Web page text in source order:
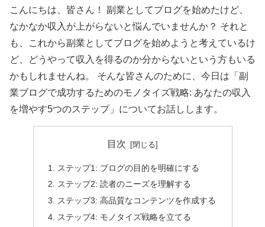
こんにちは、皆さん！ 副業としてブログを始めたけど、
なかなか収入が上がらないと悩んでいませんか？ それと
も、これから副業としてブログを始めようと考えているけ
ど、どうやって収入を得るのか分からないという方もいる
かもしれませんね。 そんな皆さんのために、今日は「副
業ブログで成功するためのモノタイズ戦略: あなたの収入
を増やす5つのステップ」についてお話しします。
目次
ステップ1: ブログの目的を明確にする
ステップ2: 読者のニーズを理解する
ステップ3: 高品質なコンテンツを作成する
ステップ4: モノタイズ戦略を立てる